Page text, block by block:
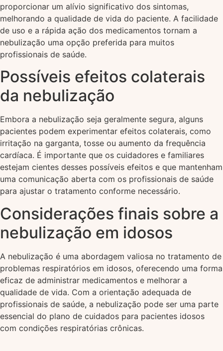
proporcionar um alívio significativo dos sintomas,
melhorando a qualidade de vida do paciente. A facilidade
de uso e a rápida ação dos medicamentos tornam a
nebulização uma opção preferida para muitos
profissionais de saúde.
Possíveis efeitos colaterais
da nebulização
Embora a nebulização seja geralmente segura, alguns
pacientes podem experimentar efeitos colaterais, como
irritação na garganta, tosse ou aumento da frequência
cardíaca. É importante que os cuidadores e familiares
estejam cientes desses possíveis efeitos e que mantenham
uma comunicação aberta com os profissionais de saúde
para ajustar o tratamento conforme necessário.
Considerações finais sobre a
nebulização em idosos
A nebulização é uma abordagem valiosa no tratamento de
problemas respiratórios em idosos, oferecendo uma forma
eficaz de administrar medicamentos e melhorar a
qualidade de vida. Com a orientação adequada de
profissionais de saúde, a nebulização pode ser uma parte
essencial do plano de cuidados para pacientes idosos
com condições respiratórias crônicas.